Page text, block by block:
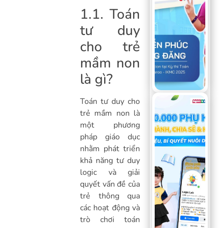
1.1. Toán
tư duy
cho trẻ
mầm non
là gì?
Toán tư duy cho
trẻ mầm non là
một phương
pháp giáo dục
nhằm phát triển
khả năng tư duy
logic và giải
quyết vấn đề của
trẻ thông qua
các hoạt động và
trò chơi toán